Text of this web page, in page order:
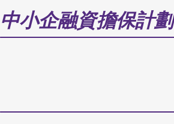
中小企融資擔保計劃